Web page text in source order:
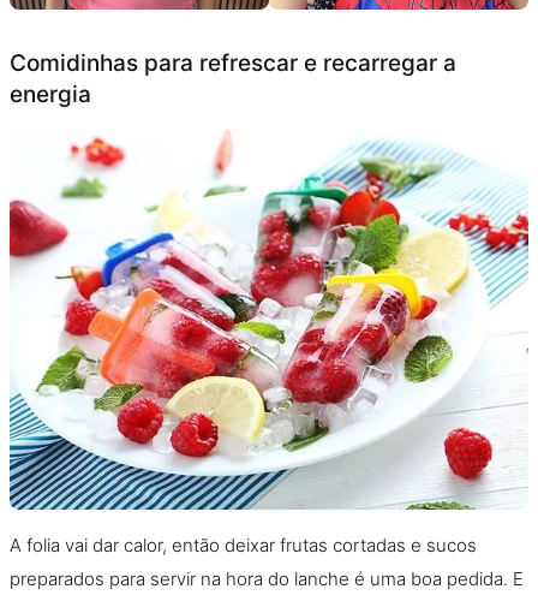
Comidinhas para refrescar e recarregar a
energia
A folia vai dar calor, então deixar frutas cortadas e sucos
preparados para servir na hora do lanche é uma boa pedida. E